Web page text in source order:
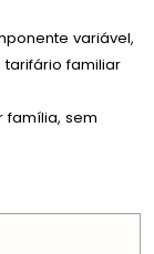
variável,
familiar
família, sem